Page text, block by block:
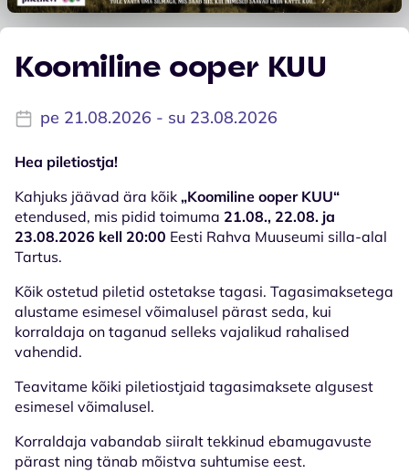
Koomiline ooper KUU
pe 21.08.2026 - su 23.08.2026
Hea piletiostja!
Kahjuks jäävad ära kõik „Koomiline ooper KUU“
etendused, mis pidid toimuma 21.08., 22.08. ja
23.08.2026 kell 20:00 Eesti Rahva Muuseumi silla-alal
Tartus.
Kõik ostetud piletid ostetakse tagasi. Tagasimaksetega
alustame esimesel võimalusel pärast seda, kui
korraldaja on taganud selleks vajalikud rahalised
vahendid.
Teavitame kõiki piletiostjaid tagasimaksete algusest
esimesel võimalusel.
Korraldaja vabandab siiralt tekkinud ebamugavuste
pärast ning tänab mõistva suhtumise eest.